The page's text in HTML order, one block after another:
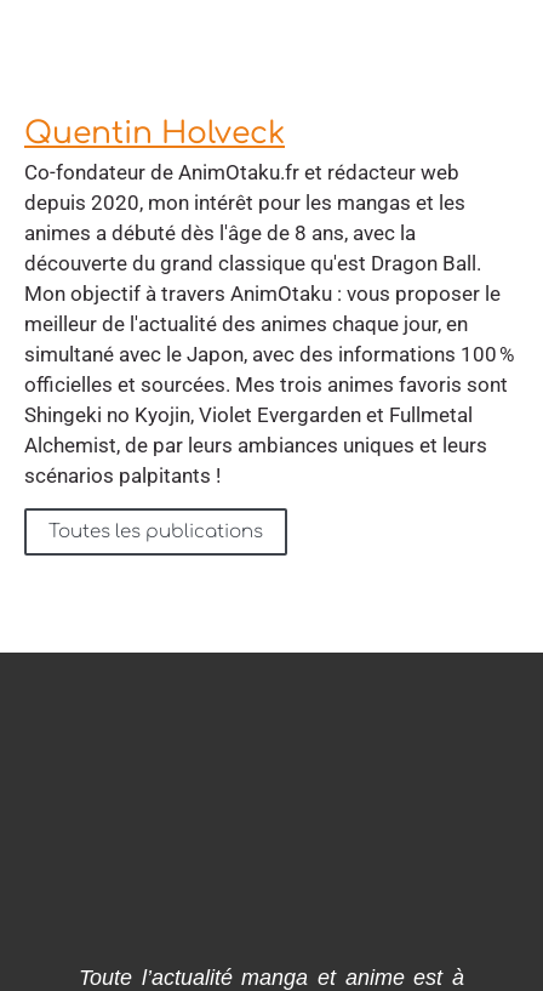
Quentin Holveck
Co-fondateur de AnimOtaku.fr et rédacteur web
depuis 2020, mon intérêt pour les mangas et les
animes a débuté dès l'âge de 8 ans, avec la
découverte du grand classique qu'est Dragon Ball.
Mon objectif à travers AnimOtaku : vous proposer le
meilleur de l'actualité des animes chaque jour, en
simultané avec le Japon, avec des informations 100 %
officielles et sourcées. Mes trois animes favoris sont
Shingeki no Kyojin, Violet Evergarden et Fullmetal
Alchemist, de par leurs ambiances uniques et leurs
scénarios palpitants !
Toutes les publications
Toute l’actualité manga et anime est à